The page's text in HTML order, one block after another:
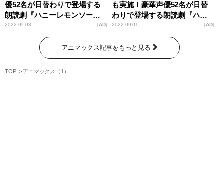
優52名が日替わりで登場する
朗読劇『ハニーレモンソー
ダ』ライブビューイング＆ア
ーカイブ配信も実施
2022.09.08 AD
も実施！豪華声優52名が日替
わりで登場する朗読劇『ハニ
ーレモンソーダ』が9月3日(土)
より開催
2022.09.01 AD
アニマックス記事をもっと見る
TOP アニマックス（1）